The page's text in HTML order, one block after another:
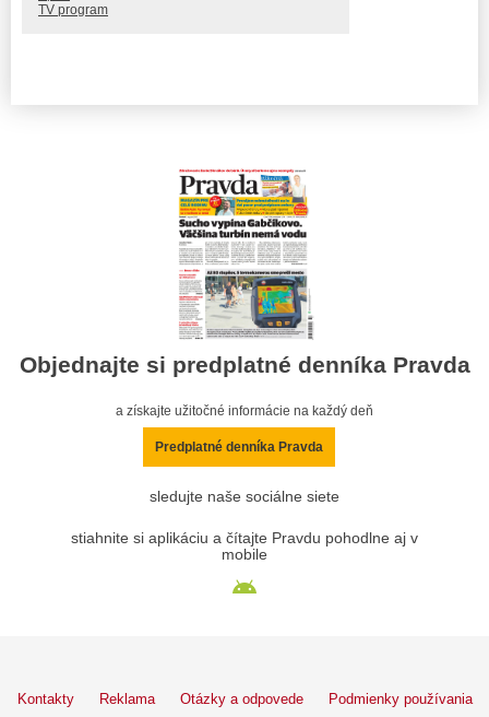
TV program
Objednajte si predplatné denníka Pravda
a získajte užitočné informácie na každý deň
Predplatné denníka Pravda
sledujte naše sociálne siete
stiahnite si aplikáciu a čítajte Pravdu pohodlne aj v
mobile
Kontakty Reklama Otázky a odpovede Podmienky používania